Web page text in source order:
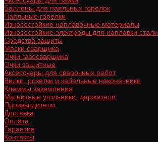
Баллоны для паяльных горелок
Паяльные горелки
Износостойкие наплавочные материалы
Износостойкие электроды для наплавки стали
Средства защиты
Маски сварщика
Очки газосварщика
Очки защитные
Аксессуары для сварочных работ
Вилки, розетки и кабельные наконечники
Клеммы заземления
Магнитные угольники, держатели
Производители
Доставка
Оплата
Гарантия
Контакты